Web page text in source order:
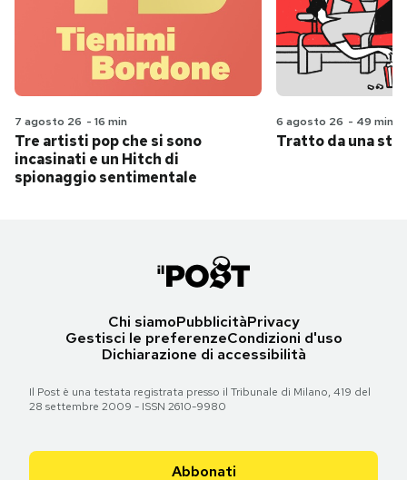
7 agosto 26 - 16 min
Tre artisti pop che si sono
incasinati e un Hitch di
spionaggio sentimentale
6 agosto 26 - 49 min
Tratto da una
Chi siamoPubblicitàPrivacy
Gestisci le preferenzeCondizioni d'uso
Dichiarazione di accessibilità
Il Post è una testata registrata presso il Tribunale di Milano, 419 del
28 settembre 2009 - ISSN 2610-9980
Abbonati